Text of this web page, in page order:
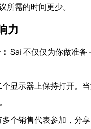
所需的时间更少。
力
Sai 不仅仅为你做准
个显示器上保持打开。
多个销售代表参加，分